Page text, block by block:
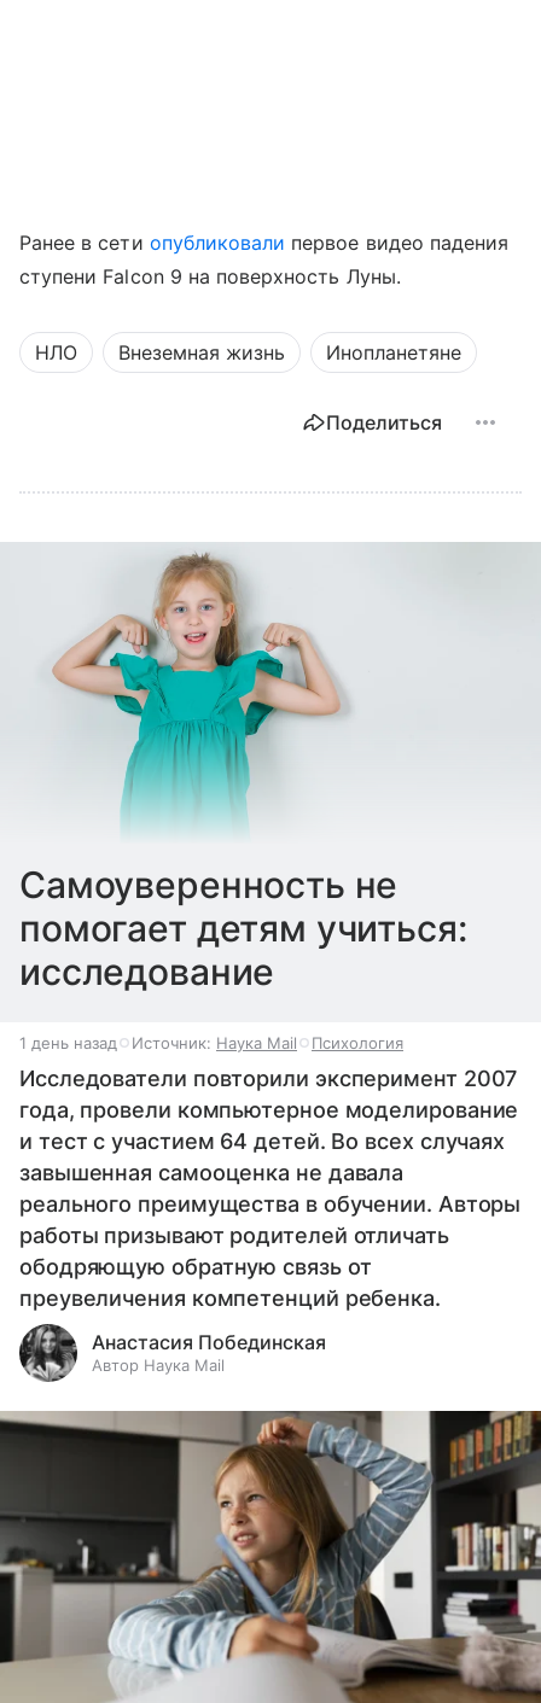
Ранее в сети опубликовали первое видео падения
ступени Falcon 9 на поверхность Луны.
НЛО Внеземная жизнь Инопланетяне
Поделиться
Cамоуверенность не
помогает детям учиться:
исследование
1 день назад Источник: Наука Mail Психология
Исследователи повторили эксперимент 2007
года, провели компьютерное моделирование
и тест с участием 64 детей. Во всех случаях
завышенная самооценка не давала
реального преимущества в обучении. Авторы
работы призывают родителей отличать
ободряющую обратную связь от
преувеличения компетенций ребенка.
Анастасия Побединская
Автор Наука Mail